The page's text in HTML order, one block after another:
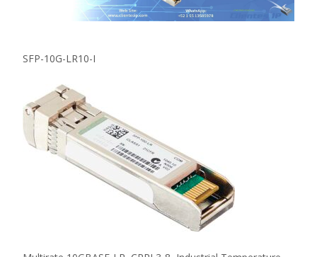
SFP-10G-LR10-I